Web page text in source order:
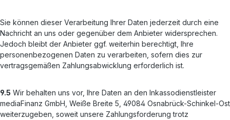
Sie können dieser Verarbeitung Ihrer Daten jederzeit durch eine
Nachricht an uns oder gegenüber dem Anbieter widersprechen.
Jedoch bleibt der Anbieter ggf. weiterhin berechtigt, Ihre
personenbezogenen Daten zu verarbeiten, sofern dies zur
vertragsgemäßen Zahlungsabwicklung erforderlich ist.
9.5 Wir behalten uns vor, Ihre Daten an den Inkassodienstleister
mediaFinanz GmbH, Weiße Breite 5, 49084 Osnabrück-Schinkel-Ost
weiterzugeben, soweit unsere Zahlungsforderung trotz